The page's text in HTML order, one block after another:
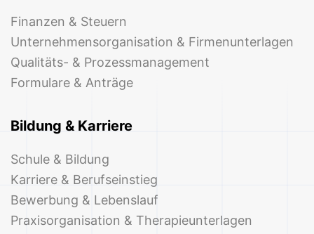
Finanzen & Steuern
Unternehmensorganisation & Firmenunterlagen
Qualitäts- & Prozessmanagement
Formulare & Anträge
Bildung & Karriere
Schule & Bildung
Karriere & Berufseinstieg
Bewerbung & Lebenslauf
Praxisorganisation & Therapieunterlagen